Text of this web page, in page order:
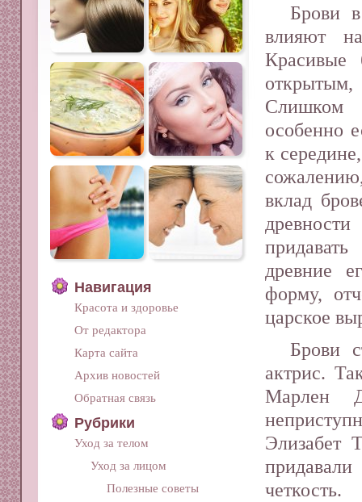
Брови
влияют
Красивые
особенно
к
вклад
древние
форму,
царское
Брови
актрис.
Марлен
Элизабет
четкость.
Навигация
Красота и здоровье
От редактора
Карта сайта
Архив новостей
Обратная связь
Рубрики
Уход за телом
Уход за лицом
Полезные советы